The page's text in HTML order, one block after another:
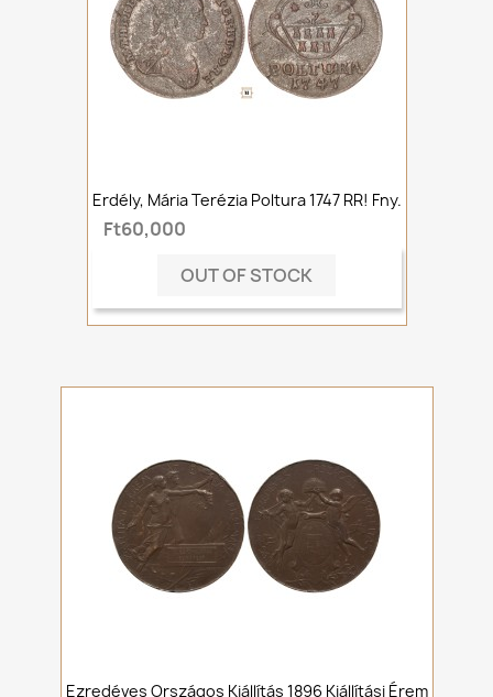
Erdély, Mária Terézia Poltura 1747 RR! Fny.
Ft60,000
OUT OF STOCK
Ezredéves Országos Kiállítás 1896 Kiállítási Érem